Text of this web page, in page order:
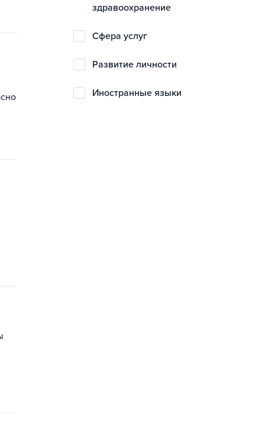
здравоохранение
сфера услуг
развитие личности
иностранные языки